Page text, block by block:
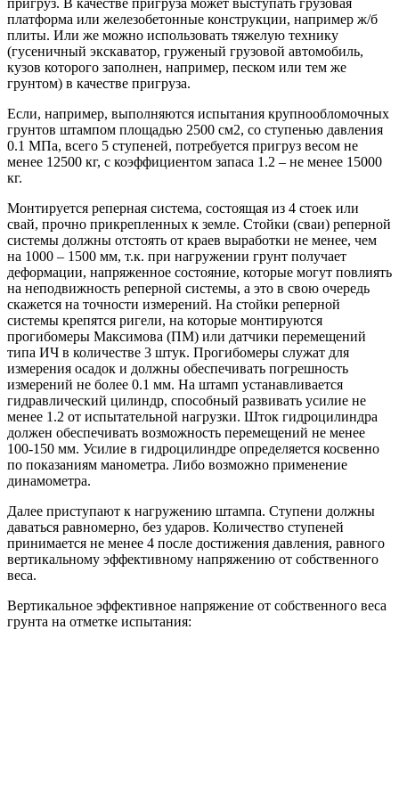
пригруз. В качестве пригруза может выступать грузовая
платформа или железобетонные конструкции, например ж/б
плиты. Или же можно использовать тяжелую технику
(гусеничный экскаватор, груженый грузовой автомобиль,
кузов которого заполнен, например, песком или тем же
грунтом) в качестве пригруза.
Если, например, выполняются испытания крупнообломочных
грунтов штампом площадью 2500 см2, со ступенью давления
0.1 МПа, всего 5 ступеней, потребуется пригруз весом не
менее 12500 кг, с коэффициентом запаса 1.2 – не менее 15000
кг.
Монтируется реперная система, состоящая из 4 стоек или
свай, прочно прикрепленных к земле. Стойки (сваи) реперной
системы должны отстоять от краев выработки не менее, чем
на 1000 – 1500 мм, т.к. при нагружении грунт получает
деформации, напряженное состояние, которые могут повлиять
на неподвижность реперной системы, а это в свою очередь
скажется на точности измерений. На стойки реперной
системы крепятся ригели, на которые монтируются
прогибомеры Максимова (ПМ) или датчики перемещений
типа ИЧ в количестве 3 штук. Прогибомеры служат для
измерения осадок и должны обеспечивать погрешность
измерений не более 0.1 мм. На штамп устанавливается
гидравлический цилиндр, способный развивать усилие не
менее 1.2 от испытательной нагрузки. Шток гидроцилиндра
должен обеспечивать возможность перемещений не менее
100-150 мм. Усилие в гидроцилиндре определяется косвенно
по показаниям манометра. Либо возможно применение
динамометра.
Далее приступают к нагружению штампа. Ступени должны
даваться равномерно, без ударов. Количество ступеней
принимается не менее 4 после достижения давления, равного
вертикальному эффективному напряжению от собственного
веса.
Вертикальное эффективное напряжение от собственного веса
грунта на отметке испытания: